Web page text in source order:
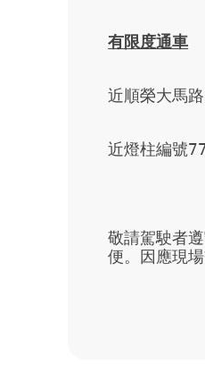
有限度通車
近順榮大馬路
近燈柱編號
敬請駕駛者
便。因應現